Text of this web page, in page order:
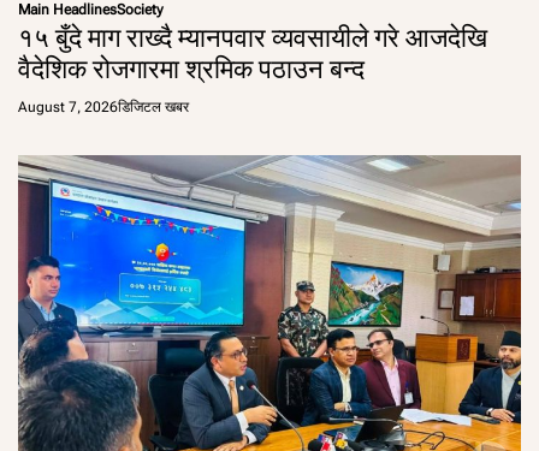
Main HeadlinesSociety
१५ बुँदे माग राख्दै म्यानपवार व्यवसायीले गरे आजदेखि
वैदेशिक रोजगारमा श्रमिक पठाउन बन्द
August 7, 2026डिजिटल खबर